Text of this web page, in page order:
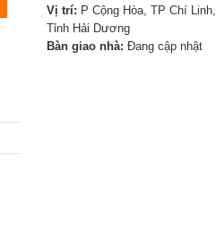
Vị trí: P Cộng Hòa, TP Chí Linh,
Tỉnh Hải Dương
Bàn giao nhà: Đang cập nhật